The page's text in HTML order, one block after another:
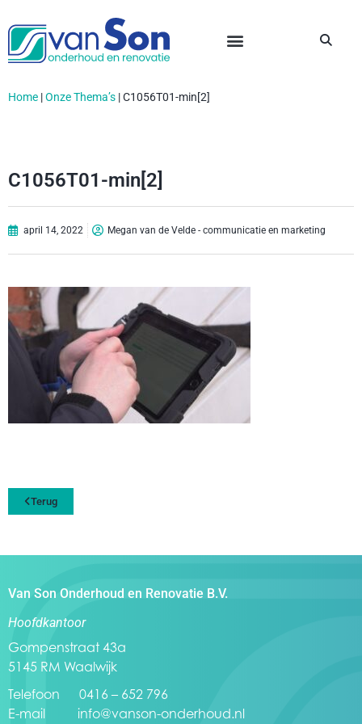
Home |Onze Thema’s |C1056T01-min[2]
C1056T01-min[2]
april 14, 2022 Megan van de Velde - communicatie en marketing
Terug
Van Son Onderhoud en Renovatie B.V.
Hoofdkantoor
Gompenstraat 43a
5145 RM Waalwijk
Telefoon 0416 – 652 796
E-mail info@vanson-onderhoud.nl